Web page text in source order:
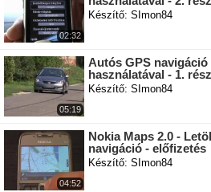
02:32
Készítő: SImon84
05:19
Autós GPS
használatával - 1. rész
Készítő: SImon84
04:52
Nokia Maps 2.0 -
navigáció - előfizetés
Készítő: SImon84